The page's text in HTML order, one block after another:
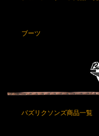
ブーツ
バズリクソンズ商品一覧